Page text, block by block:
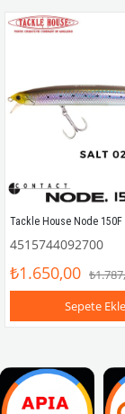
Tackle House Node 150F
4515744092700
₺1.650,00
Sepete Ekle